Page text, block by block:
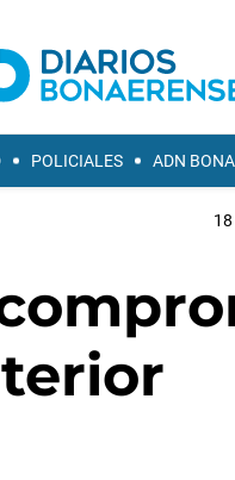
POLICIALES ADN